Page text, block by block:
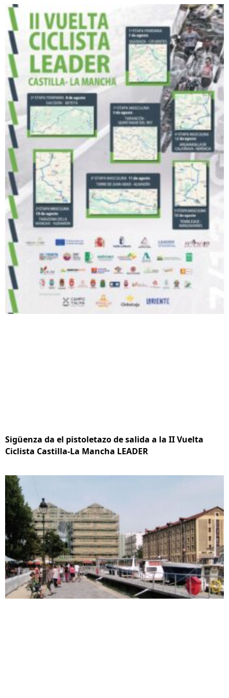
Sigüenza da el pistoletazo de salida a la II Vuelta
Ciclista Castilla-La Mancha LEADER